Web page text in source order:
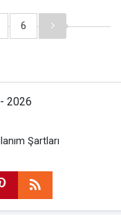
6
2026
Şartları